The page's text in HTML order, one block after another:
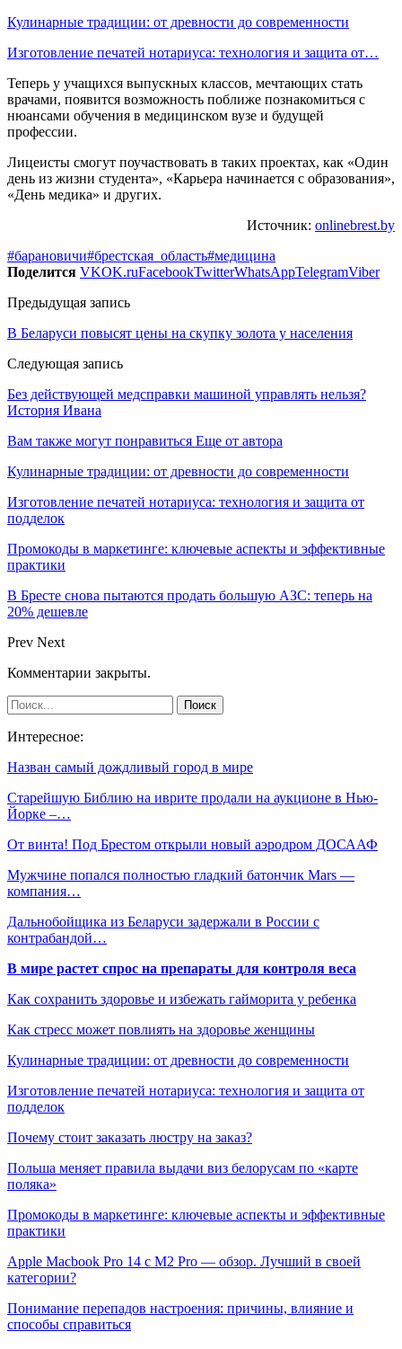
Кулинарные традиции: от древности до современности
Изготовление печатей нотариуса: технология и защита от…
Теперь у учащихся выпускных классов, мечтающих стать
врачами, появится возможность поближе познакомиться с
нюансами обучения в медицинском вузе и будущей
профессии.
Лицеисты смогут поучаствовать в таких проектах, как «Один
день из жизни студента», «Карьера начинается с образования»,
«День медика» и других.
Источник: onlinebrest.by
#барановичи#брестская_область#медицина
Поделится VKOK.ruFacebookTwitterWhatsAppTelegramViber
Предыдущая запись
В Беларуси повысят цены на скупку золота у населения
Следующая запись
Без действующей медсправки машиной управлять нельзя?
История Ивана
Вам также могут понравиться Еще от автора
Кулинарные традиции: от древности до современности
Изготовление печатей нотариуса: технология и защита от
подделок
Промокоды в маркетинге: ключевые аспекты и эффективные
практики
В Бресте снова пытаются продать большую АЗС: теперь на
20% дешевле
Prev Next
Комментарии закрыты.
Интересное:
Назван самый дождливый город в мире
Старейшую Библию на иврите продали на аукционе в Нью-
Йорке –…
От винта! Под Брестом открыли новый аэродром ДОСААФ
Мужчине попался полностью гладкий батончик Mars —
компания…
Дальнобойщика из Беларуси задержали в России с
контрабандой…
В мире растет спрос на препараты для контроля веса
Как сохранить здоровье и избежать гайморита у ребенка
Как стресс может повлиять на здоровье женщины
Кулинарные традиции: от древности до современности
Изготовление печатей нотариуса: технология и защита от
подделок
Почему стоит заказать люстру на заказ?
Польша меняет правила выдачи виз белорусам по «карте
поляка»
Промокоды в маркетинге: ключевые аспекты и эффективные
практики
Apple Macbook Pro 14 с M2 Pro — обзор. Лучший в своей
категории?
Понимание перепадов настроения: причины, влияние и
способы справиться